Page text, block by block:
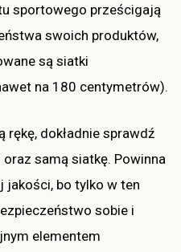
sportowego prześcigają
swoich produktów,
są siatki
na 180 centymetrów).
rękę, dokładnie sprawdź
samą siatkę. Powinna
jakości, bo tylko w ten
sobie i
elementem